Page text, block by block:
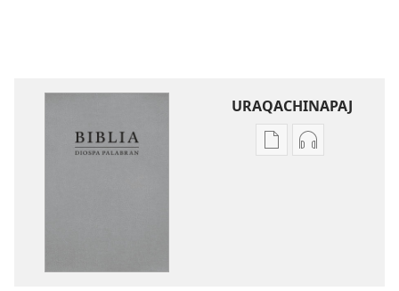
URAQACHINAPAJ
Publicacionta
Grabasqata